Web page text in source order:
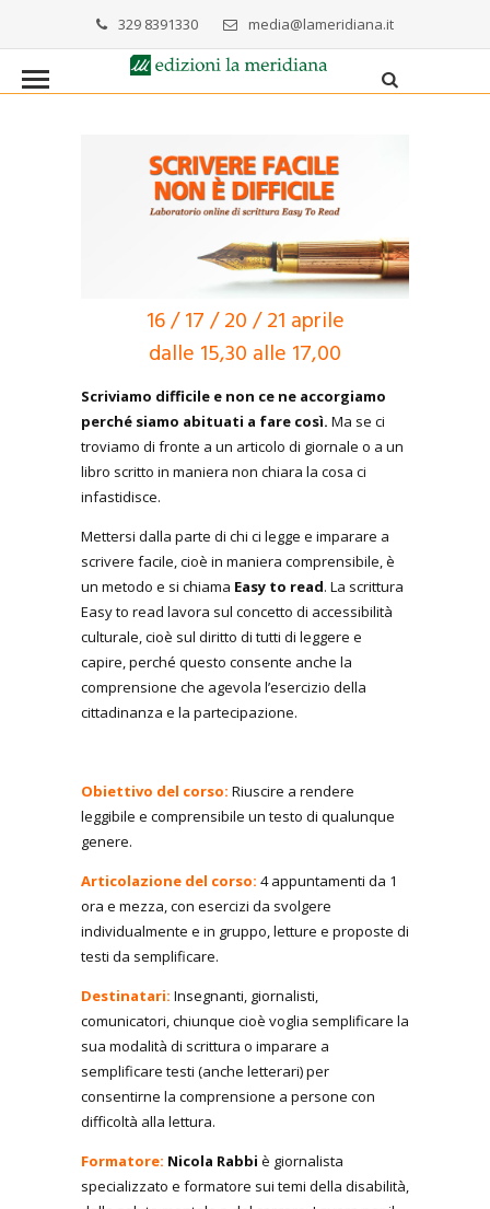
329 8391330 media@lameridiana.it
16 / 17 / 20 / 21 aprile
dalle 15,30 alle 17,00
Scriviamo difficile e non ce ne accorgiamo
perché siamo abituati a fare così. Ma se ci
troviamo di fronte a un articolo di giornale o a un
libro scritto in maniera non chiara la cosa ci
infastidisce.
Mettersi dalla parte di chi ci legge e imparare a
scrivere facile, cioè in maniera comprensibile, è
un metodo e si chiama Easy to read. La scrittura
Easy to read lavora sul concetto di accessibilità
culturale, cioè sul diritto di tutti di leggere e
capire, perché questo consente anche la
comprensione che agevola l’esercizio della
cittadinanza e la partecipazione.
Obiettivo del corso: Riuscire a rendere
leggibile e comprensibile un testo di qualunque
genere.
Articolazione del corso: 4 appuntamenti da 1
ora e mezza, con esercizi da svolgere
individualmente e in gruppo, letture e proposte di
testi da semplificare.
Destinatari: Insegnanti, giornalisti,
comunicatori, chiunque cioè voglia semplificare la
sua modalità di scrittura o imparare a
semplificare testi (anche letterari) per
consentirne la comprensione a persone con
difficoltà alla lettura.
Formatore: Nicola Rabbi è giornalista
specializzato e formatore sui temi della disabilità,